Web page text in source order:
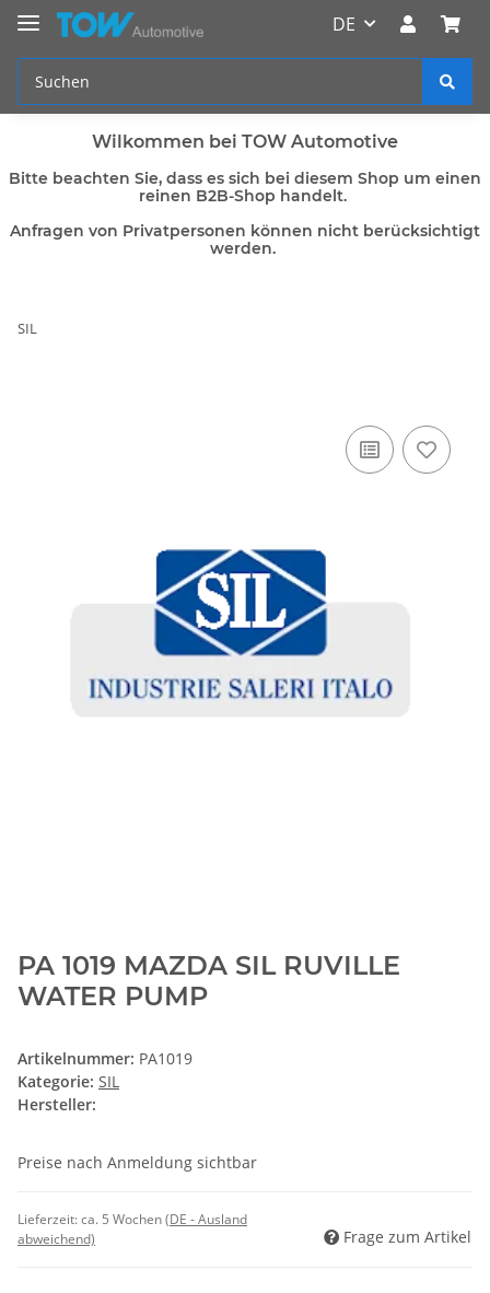
DE
Wilkommen bei TOW Automotive
Bitte beachten Sie, dass es sich bei diesem Shop um einen
reinen B2B-Shop handelt.
Anfragen von Privatpersonen können nicht berücksichtigt
werden.
SIL
PA 1019 MAZDA SIL RUVILLE
WATER PUMP
Artikelnummer: PA1019
Kategorie: SIL
Hersteller:
Preise nach Anmeldung sichtbar
Lieferzeit:ca. 5 Wochen(DE - Ausland
abweichend)
Frage zum Artikel